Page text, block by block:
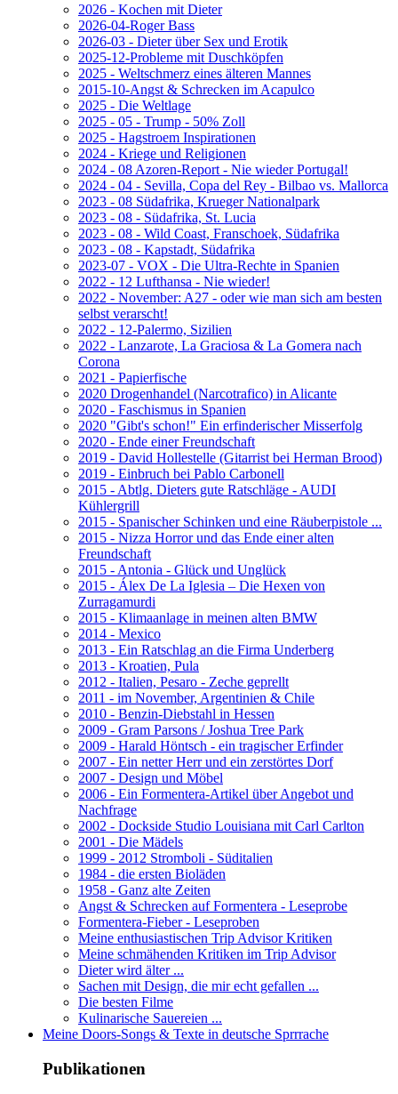
2026 - Kochen mit Dieter
2026-04-Roger Bass
2026-03 - Dieter über Sex und Erotik
2025-12-Probleme mit Duschköpfen
2025 - Weltschmerz eines älteren Mannes
2015-10-Angst & Schrecken im Acapulco
2025 - Die Weltlage
2025 - 05 - Trump - 50% Zoll
2025 - Hagstroem Inspirationen
2024 - Kriege und Religionen
2024 - 08 Azoren-Report - Nie wieder Portugal!
2024 - 04 - Sevilla, Copa del Rey - Bilbao vs. Mallorca
2023 - 08 Südafrika, Krueger Nationalpark
2023 - 08 - Südafrika, St. Lucia
2023 - 08 - Wild Coast, Franschoek, Südafrika
2023 - 08 - Kapstadt, Südafrika
2023-07 - VOX - Die Ultra-Rechte in Spanien
2022 - 12 Lufthansa - Nie wieder!
2022 - November: A27 - oder wie man sich am besten
selbst verarscht!
2022 - 12-Palermo, Sizilien
2022 - Lanzarote, La Graciosa & La Gomera nach
Corona
2021 - Papierfische
2020 Drogenhandel (Narcotrafico) in Alicante
2020 - Faschismus in Spanien
2020 "Gibt's schon!" Ein erfinderischer Misserfolg
2020 - Ende einer Freundschaft
2019 - David Hollestelle (Gitarrist bei Herman Brood)
2019 - Einbruch bei Pablo Carbonell
2015 - Abtlg. Dieters gute Ratschläge - AUDI
Kühlergrill
2015 - Spanischer Schinken und eine Räuberpistole ...
2015 - Nizza Horror und das Ende einer alten
Freundschaft
2015 - Antonia - Glück und Unglück
2015 - Álex De La Iglesia – Die Hexen von
Zurragamurdi
2015 - Klimaanlage in meinen alten BMW
2014 - Mexico
2013 - Ein Ratschlag an die Firma Underberg
2013 - Kroatien, Pula
2012 - Italien, Pesaro - Zeche geprellt
2011 - im November, Argentinien & Chile
2010 - Benzin-Diebstahl in Hessen
2009 - Gram Parsons / Joshua Tree Park
2009 - Harald Höntsch - ein tragischer Erfinder
2007 - Ein netter Herr und ein zerstörtes Dorf
2007 - Design und Möbel
2006 - Ein Formentera-Artikel über Angebot und
Nachfrage
2002 - Dockside Studio Louisiana mit Carl Carlton
2001 - Die Mädels
1999 - 2012 Stromboli - Süditalien
1984 - die ersten Bioläden
1958 - Ganz alte Zeiten
Angst & Schrecken auf Formentera - Leseprobe
Formentera-Fieber - Leseproben
Meine enthusiastischen Trip Advisor Kritiken
Meine schmähenden Kritiken im Trip Advisor
Dieter wird älter ...
Sachen mit Design, die mir echt gefallen ...
Die besten Filme
Kulinarische Sauereien ...
Meine Doors-Songs & Texte in deutsche Sprrrache
Publikationen